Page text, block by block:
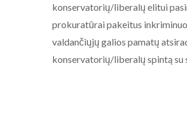
konservatorių/liberalų elitui
prokuratūrai pakeitus
valdančiųjų galios pamatų
konservatorių/liberalų spintą su